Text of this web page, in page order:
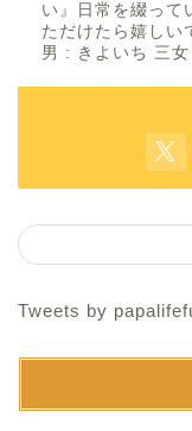
い』日常を綴って
ただけたら嬉し
男 : きよいち 三
Tweets by